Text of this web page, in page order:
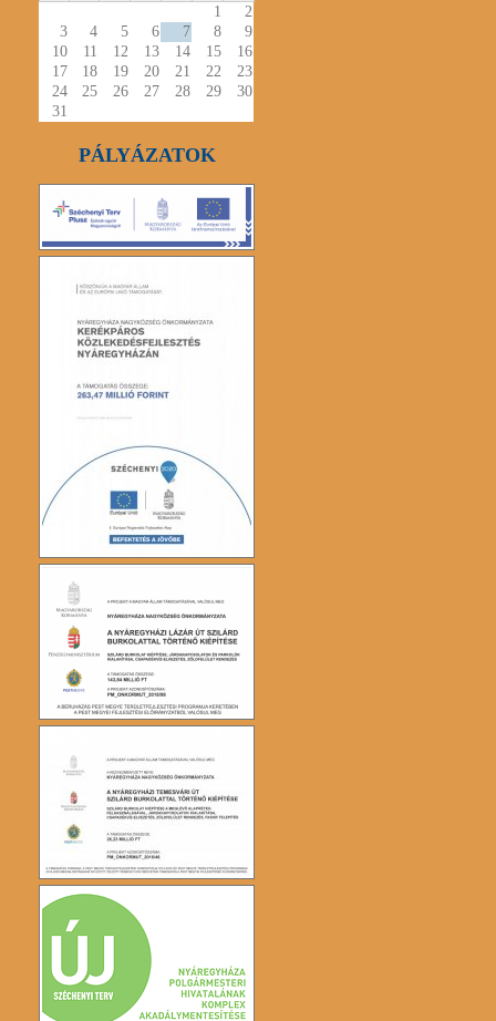
1
2
3
4 5 6 7 8
9
10
11 12 13 14 15
16
17
18 19 20 21 22
23
24
25 26 27 28 29
30
31
PÁLYÁZATOK